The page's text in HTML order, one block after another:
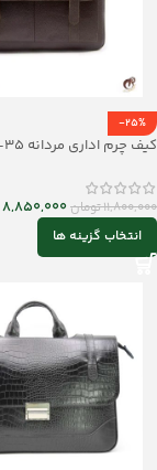
-25%
کیف چرم اداری مردانه mrc1318-35
11,800,000تومان8,850,000
انتخاب گزینه ها